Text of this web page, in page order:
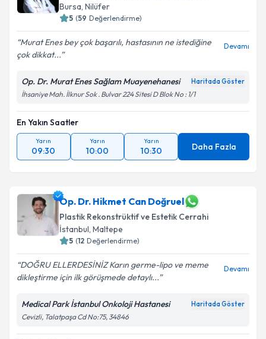
Bursa, Nilüfer
5 (59 Değerlendirme)
Murat Enes bey çok başarılı, hastasının ne istediğine
çok dikkat...
Devamı
Op. Dr. Murat Enes Sağlam Muayenehanesi Haritada Göster
İhsaniye Mah. İlknur Sok . Bulvar 224 Sitesi D Blok No : 1/1
En Yakın Saatler
Yarın
09:30
Yarın
10:00
Yarın
10:30 Daha Fazla
Op. Dr. Hikmet Can Doğruel
Plastik Rekonstrüktif ve Estetik Cerrahi
İstanbul, Maltepe
5 (12 Değerlendirme)
DOĞRU ELLERDESİNİZ Karın germe-lipo ve meme
dikleştirme için ilk görüşmede detaylı...
Devamı
Medical Park İstanbul Onkoloji Hastanesi Haritada Göster
Cevizli, Talatpaşa Cd No:75, 34846